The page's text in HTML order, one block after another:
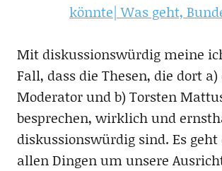
könnte| Was geht,
Mit diskussionswürdig meine
Fall, dass die Thesen, die dort
Moderator und b) Torsten
besprechen, wirklich und
diskussionswürdig sind. Es geht
allen Dingen um unsere